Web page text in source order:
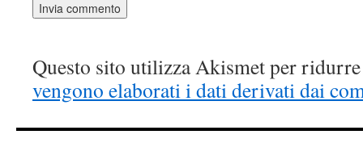
Questo sito utilizza Akismet per
vengono elaborati i dati derivati dai